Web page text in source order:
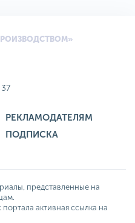
РЕКЛАМОДАТЕЛЯМ
ПОДПИСКА
представленные на
активная ссылка на